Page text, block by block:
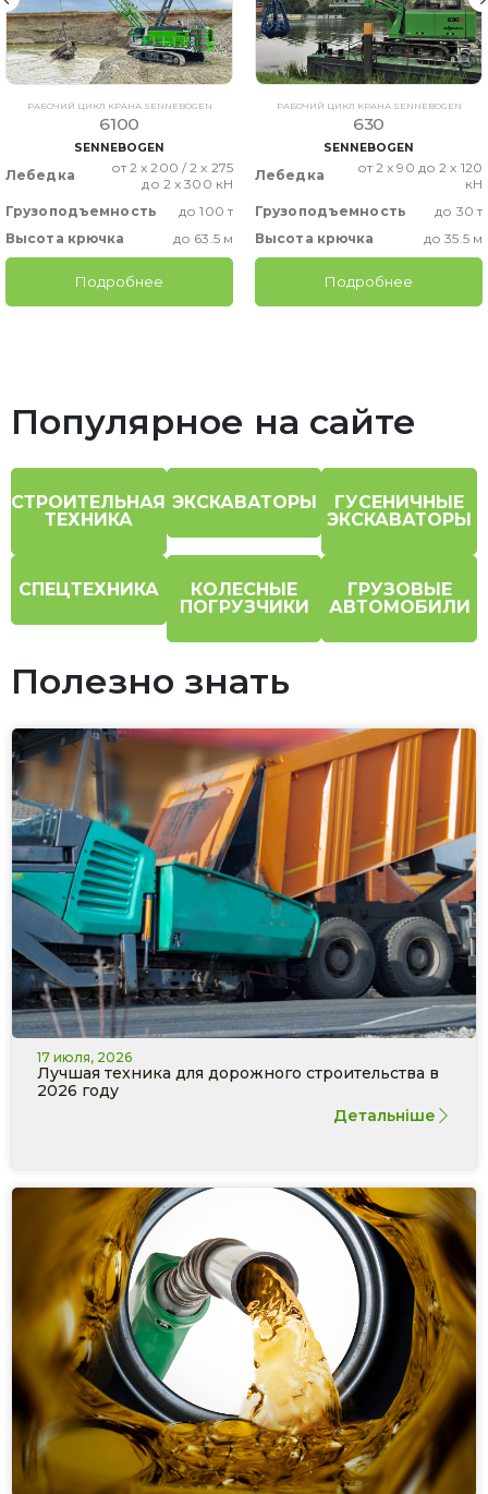
РАБОЧИЙ ЦИКЛ КРАНА SENNEBOGEN
6100
SENNEBOGEN
Лебедка
от 2 x 200 / 2 x 275
до 2 x 300 кН
Грузоподъемность
до 100 т
Высота крючка
до 63.5 м
Подробнее
РАБОЧИЙ ЦИКЛ КРАНА SENNEBOGEN
630
SENNEBOGEN
Лебедка
от 2 x 90 до 2 x 120
кН
Грузоподъемность
до 30 т
Высота крючка
до 35.5 м
Подробнее
Популярное на сайте
СТРОИТЕЛЬНАЯ
ТЕХНИКА
ЭКСКАВАТОРЫ
ГУСЕНИЧНЫЕ
ЭКСКАВАТОРЫ
СПЕЦТЕХНИКА
КОЛЕСНЫЕ
ПОГРУЗЧИКИ
ГРУЗОВЫЕ
АВТОМОБИЛИ
Полезно знать
17 июля, 2026
Лучшая техника для дорожного строительства в
2026 году
Детальніше